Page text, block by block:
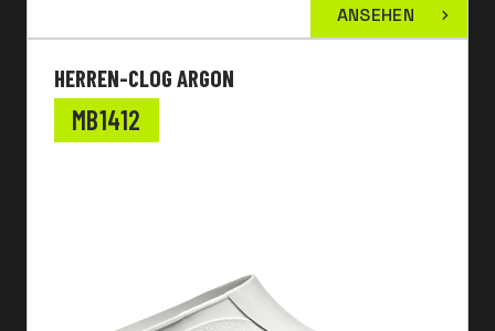
ANSEHEN
HERREN-CLOG ARGON
MB1412